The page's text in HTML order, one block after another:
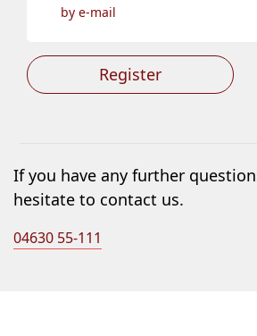
by e-mail
Register
If you have any further
hesitate to contact us.
04630 55-111